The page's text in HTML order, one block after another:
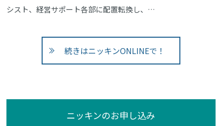
シスト、経営サポート各部に配置転換し、…
続きはニッキンONLINEで！
ニッキンのお申し込み